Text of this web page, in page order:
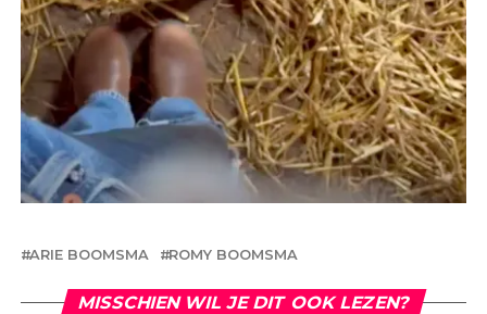
ARIE BOOMSMA ROMY BOOMSMA
MISSCHIEN WIL JE DIT OOK LEZEN?